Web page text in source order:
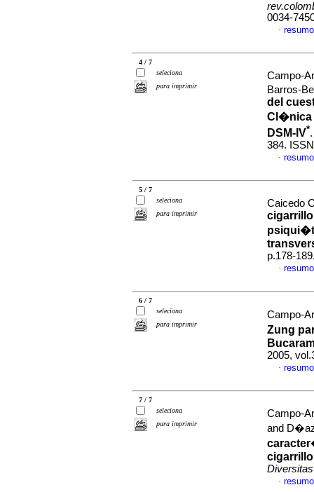
0034-
·
4 / 7
seleciona
para imprimir
Campo-
Barros-
del
Cl�nica
DSM-IV*
384.
·
5 / 7
seleciona
para imprimir
Caicedo
p.178-
·
6 / 7
seleciona
para imprimir
Campo-
Zung
2005,
·
7 / 7
seleciona
para imprimir
Campo-
and
Diversitas
·